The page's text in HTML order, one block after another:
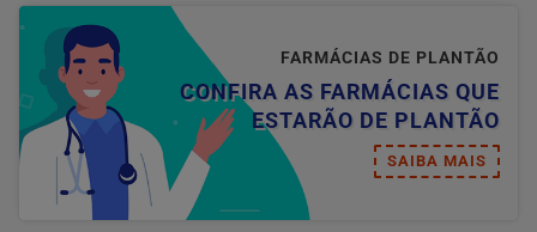
FARMÁCIAS DE PLANTÃO
CONFIRA AS FARMÁCIAS QUE
ESTARÃO DE PLANTÃO
SAIBA MAIS